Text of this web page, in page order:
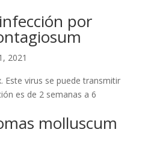
por
2021
Este virus se puede transmitir
es de 2 semanas a 6
molluscum